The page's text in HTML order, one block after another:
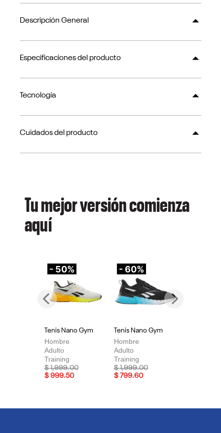
Descripción General
Especificaciones del producto
Tecnología
Cuidados del producto
Tu mejor versión comienza
aquí
- 50%
Tenis Nano Gym
Hombre
Adulto
Training
Price reduced from
$ 1,999.00to
$ 999.50
- 60%
Tenis Nano Gym
Hombre
Adulto
Training
Price reduced from
$ 1,999.00to
$ 799.60
Previous